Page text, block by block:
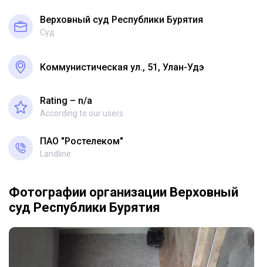
Верховный суд Республики Бурятия
Суд
Коммунистическая ул., 51, Улан-Удэ
Rating – n/a
According to our users
ПАО "Ростелеком"
Landline
Фотографии организации Верховный
суд Республики Бурятия